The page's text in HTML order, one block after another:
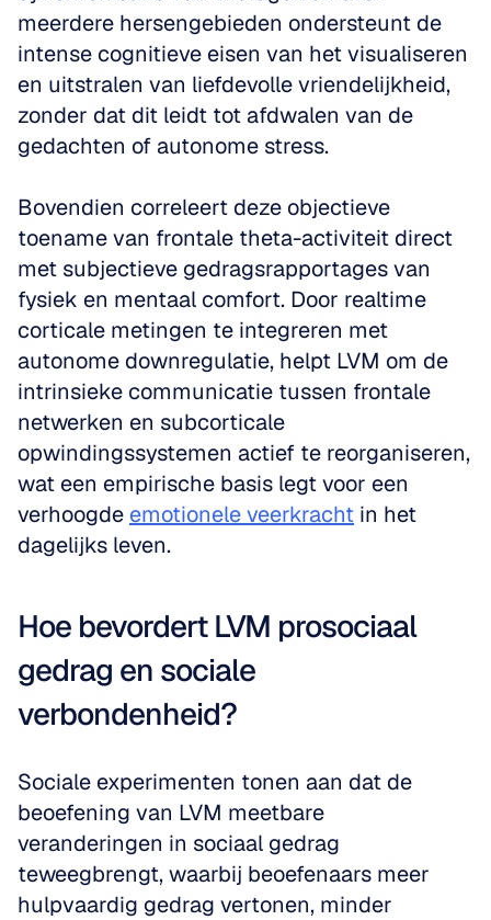
meerdere hersengebieden ondersteunt de
intense cognitieve eisen van het visualiseren
en uitstralen van liefdevolle vriendelijkheid,
zonder dat dit leidt tot afdwalen van de
gedachten of autonome stress.
Bovendien correleert deze objectieve
toename van frontale theta-activiteit direct
met subjectieve gedragsrapportages van
fysiek en mentaal comfort. Door realtime
corticale metingen te integreren met
autonome downregulatie, helpt LVM om de
intrinsieke communicatie tussen frontale
netwerken en subcorticale
opwindingssystemen actief te reorganiseren,
wat een empirische basis legt voor een
verhoogde emotionele veerkracht in het
dagelijks leven.
Hoe bevordert LVM prosociaal
gedrag en sociale
verbondenheid?
Sociale experimenten tonen aan dat de
beoefening van LVM meetbare
veranderingen in sociaal gedrag
teweegbrengt, waarbij beoefenaars meer
hulpvaardig gedrag vertonen, minder